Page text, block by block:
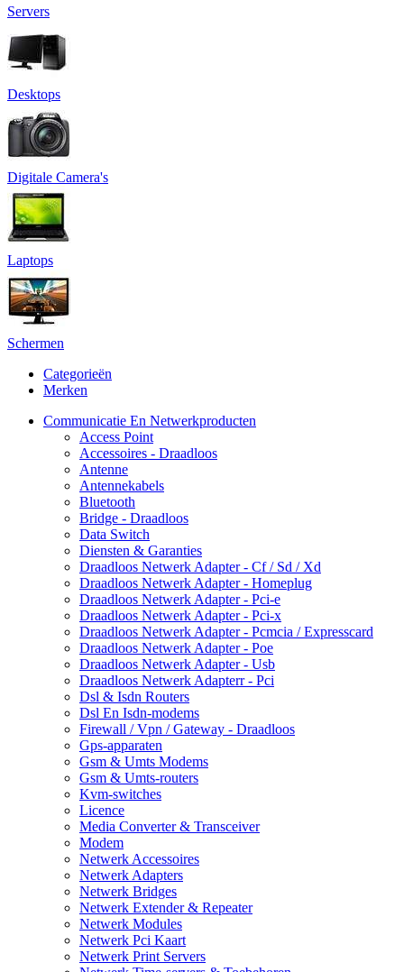
Servers
Desktops
Digitale Camera's
Laptops
Schermen
Categorieën
Merken
Communicatie En Netwerkproducten
Access Point
Accessoires - Draadloos
Antenne
Antennekabels
Bluetooth
Bridge - Draadloos
Data Switch
Diensten & Garanties
Draadloos Netwerk Adapter - Cf / Sd / Xd
Draadloos Netwerk Adapter - Homeplug
Draadloos Netwerk Adapter - Pci-e
Draadloos Netwerk Adapter - Pci-x
Draadloos Netwerk Adapter - Pcmcia / Expresscard
Draadloos Netwerk Adapter - Poe
Draadloos Netwerk Adapter - Usb
Draadloos Netwerk Adapterr - Pci
Dsl & Isdn Routers
Dsl En Isdn-modems
Firewall / Vpn / Gateway - Draadloos
Gps-apparaten
Gsm & Umts Modems
Gsm & Umts-routers
Kvm-switches
Licence
Media Converter & Transceiver
Modem
Netwerk Accessoires
Netwerk Adapters
Netwerk Bridges
Netwerk Extender & Repeater
Netwerk Modules
Netwerk Pci Kaart
Netwerk Print Servers